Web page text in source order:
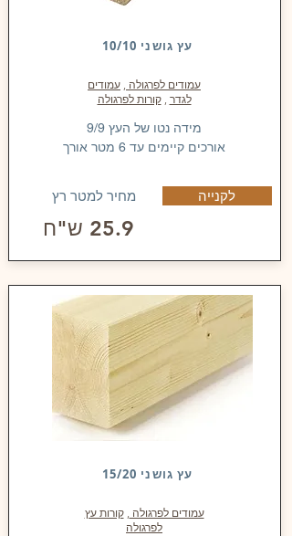
עץ גושני 10/10
עמודים לפרגולה , עמודים
לגדר ,קורות לפרגולה
מידה נטו של העץ 9/9
אורכים קיימים עד 6 מטר אורך
מחיר למטר רץ
25.9 ש"ח
לקנייה
עץ גושני 15/20
עמודים לפרגולה ,קורות עץ
לפרגולה